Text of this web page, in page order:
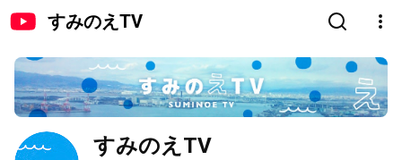
すみのえTV
すみのえTV